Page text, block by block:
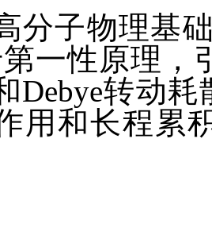
分子物理基
一性原理，
Debye转动
用和长程累